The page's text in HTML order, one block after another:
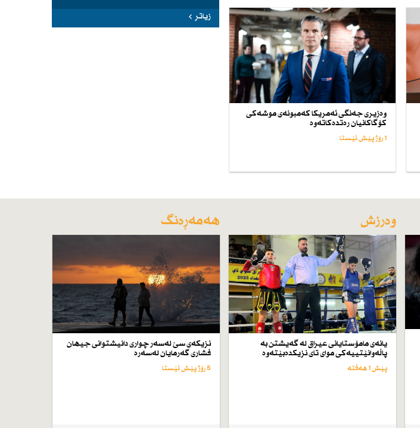
وەزیری جەنگی ئەمریكا كەمبونەی موشەكی
كۆگاكانیان رەتدەكاتەوە
1 رۆژ پێش ئێستا
زیاتر
وەرزش
یانەی مامۆستایانی عیراق لە گەیشتن بە
پاڵەوانێتییەكی موای تای نزیكدەبێتەوە
پێش 1 هەفتە
هەمەڕەنگ
نزیكەی سێ لەسەر چواری دانیشتوانی جیهان
فشاری گەرمایان لەسەرە
5 رۆژ پێش ئێستا